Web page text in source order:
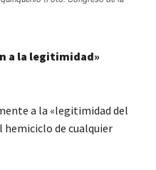
a la legitimidad»
a la «legitimidad del
hemiciclo de cualquier